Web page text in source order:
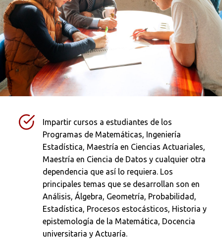
Impartir cursos a estudiantes de los
Programas de Matemáticas, Ingeniería
Estadística, Maestría en Ciencias Actuariales,
Maestría en Ciencia de Datos y cualquier otra
dependencia que así lo requiera. Los
principales temas que se desarrollan son en
Análisis, Álgebra, Geometría, Probabilidad,
Estadística, Procesos estocásticos, Historia y
epistemología de la Matemática, Docencia
universitaria y Actuaría.